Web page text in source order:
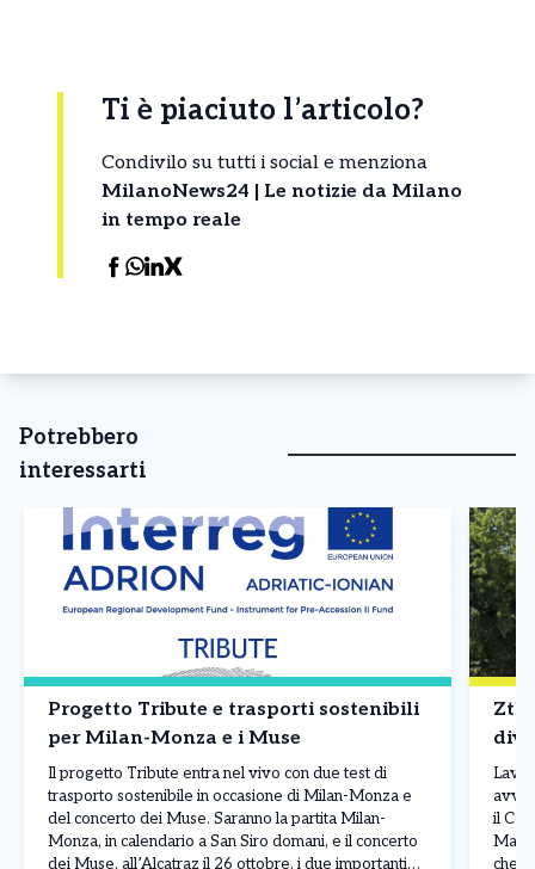
Ti è piaciuto l’articolo?
Condivilo su tutti i social e menziona
MilanoNews24 | Le notizie da Milano
in tempo reale
Potrebbero
interessarti
Progetto Tribute e trasporti sostenibili
per Milan-Monza e i Muse
Il progetto Tribute entra nel vivo con due test di
trasporto sostenibile in occasione di Milan-Monza e
del concerto dei Muse. Saranno la partita Milan-
Monza, in calendario a San Siro domani, e il concerto
dei Muse, all’Alcatraz il 26 ottobre, i due importanti
Ztl
avvia
il
che